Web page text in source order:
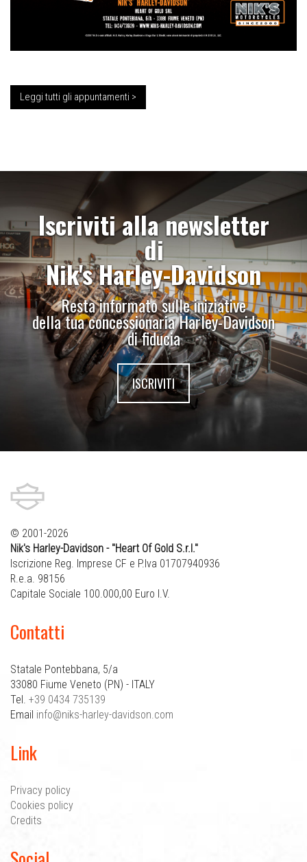
Leggi tutti gli appuntamenti >
Iscriviti alla newsletter
di
Nik's Harley-Davidson
Resta informato sulle iniziative
della tua concessionaria Harley-Davidson
di fiducia
ISCRIVITI
© 2001-2026
Nik's Harley-Davidson - "Heart Of Gold S.r.l."
Iscrizione Reg. Imprese CF e P.Iva 01707940936
R.e.a. 98156
Capitale Sociale 100.000,00 Euro I.V.
Contatti
Statale Pontebbana, 5/a
33080 Fiume Veneto (PN) - ITALY
Tel. +39 0434 735139
Email info@niks-harley-davidson.com
Link
Privacy policy
Cookies policy
Credits